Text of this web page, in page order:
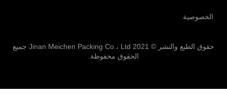
الخصوصية
حقوق الطبع والنشر © 2021 Jinan Meichen Packing Co.، Ltd جميع
الحقوق محفوظة.